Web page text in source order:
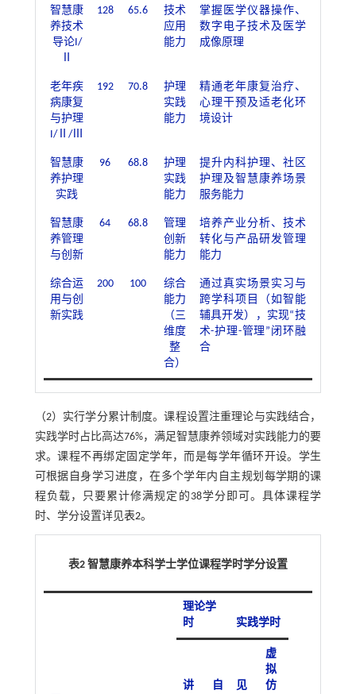
智慧康
养技术
导论I/
128 65.6
技术
应用
能力
掌握医学仪器操作、
数字电子技术及医学
成像原理
老年疾
病康复
与护理
I/Ⅱ/Ⅲ
192 70.8
护理
实践
能力
精通老年康复治疗、
心理干预及适老化环
境设计
智慧康
养护理
实践
96 68.8
护理
实践
能力
提升内科护理、社区
护理及智慧康养场景
服务能力
智慧康
养管理
与创新
64 68.8
管理
创新
能力
培养产业分析、技术
转化与产品研发管理
能力
综合运
用与创
新实践
200 100
综合
能力
（三
维度
整
合）
通过真实场景实习与
跨学科项目（如智能
辅具开发），实现“技
术-护理-管理”闭环融
合
（2）实行学分累计制度。课程设置注重理论与实践结合，
实践学时占比高达76%，满足智慧康养领域对实践能力的要
求。课程不再绑定固定学年，而是每学年循环开设。学生
可根据自身学习进度，在多个学年内自主规划每学期的课
程负载，只要累计修满规定的38学分即可。具体课程学
时、学分设置详见表2。
表2 智慧康养本科学士学位课程学时学分设置
理论学
时
实践学时
讲
自
见
虚
拟
仿